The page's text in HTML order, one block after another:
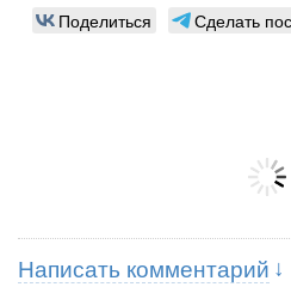
Поделиться Сделать
Написать комментарий